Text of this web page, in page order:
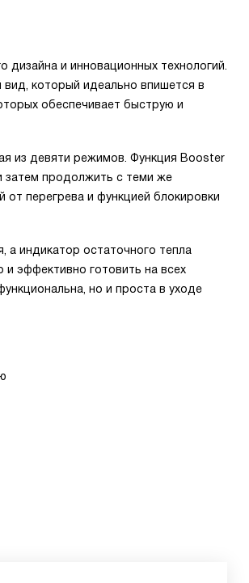
и инновационных технологий.
который идеально впишется в
обеспечивает быструю и
из девяти режимов. Функция Booster
затем продолжить с теми же
перегрева и функцией блокировки
а индикатор остаточного тепла
эффективно готовить на всех
но и проста в уходе